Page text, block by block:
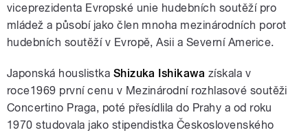
viceprezidenta Evropské unie hudebních soutěží pro
mládež a působí jako člen mnoha mezinárodních porot
hudebních soutěží v Evropě, Asii a Severní Americe.
Japonská houslistka Shizuka Ishikawa získala v
roce1969 první cenu v Mezinárodní rozhlasové soutěži
Concertino Praga, poté přesídlila do Prahy a od roku
1970 studovala jako stipendistka Československého